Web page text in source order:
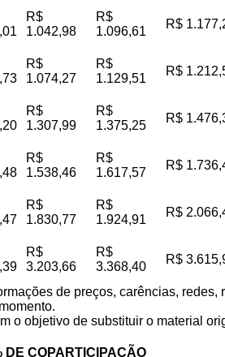
R$
1.042,98
R$
1.096,61
R$
R$
1.074,27
R$
1.129,51
R$
R$
1.307,99
R$
1.375,25
R$
R$
1.538,46
R$
1.617,57
R$
R$
1.830,77
R$
1.924,91
R$
R$
3.203,66
R$
3.368,40
R$
de preços, carências,
o objetivo de substituir o material
DE COPARTICIPAÇÃO